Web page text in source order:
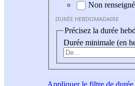
Non
DURÉE HEBDOMADAIRE
Précisez la durée
Durée minimale (en
Appliquerle filtre de durée